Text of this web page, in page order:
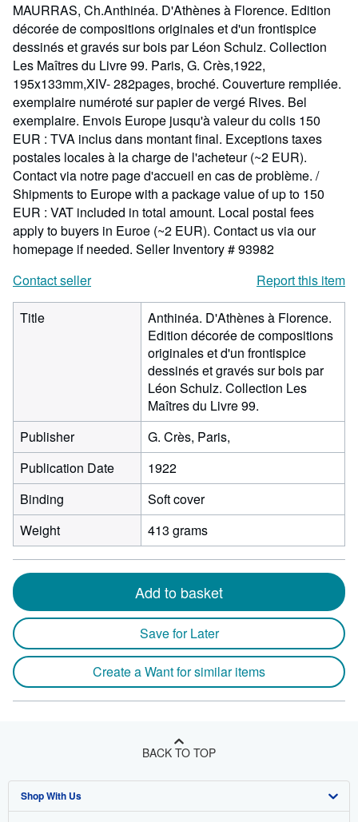
MAURRAS, Ch.Anthinéa. D'Athènes à Florence. Edition
décorée de compositions originales et d'un frontispice
dessinés et gravés sur bois par Léon Schulz. Collection
Les Maîtres du Livre 99. Paris, G. Crès,1922,
195x133mm,XIV- 282pages, broché. Couverture rempliée.
exemplaire numéroté sur papier de vergé Rives. Bel
exemplaire. Envois Europe jusqu'à valeur du colis 150
EUR : TVA inclus dans montant final. Exceptions taxes
postales locales à la charge de l'acheteur (~2 EUR).
Contact via notre page d'accueil en cas de problème. /
Shipments to Europe with a package value of up to 150
EUR : VAT included in total amount. Local postal fees
apply to buyers in Euroe (~2 EUR). Contact us via our
homepage if needed. Seller Inventory # 93982
Contact seller
Report this item
Title
Anthinéa. D'Athènes à Florence.
Edition décorée de compositions
originales et d'un frontispice
dessinés et gravés sur bois par
Léon Schulz. Collection Les
Maîtres du Livre 99.
Publisher
G. Crès, Paris,
Publication Date
1922
Binding
Soft cover
Weight
413 grams
Add to basket
Save for Later
Create a Want for similar items
BACK TO TOP
Shop With Us